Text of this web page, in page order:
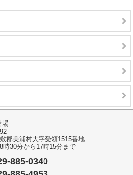
場
郡美浦村大字受領1515番地
8時30分から17時15分まで
885-0340